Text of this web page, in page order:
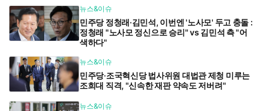
뉴스&이슈
민주당 정청래·김민석, 이번엔 '노사모' 두고 충돌 :
정청래 "노사모 정신으로 승리" vs 김민석 측 "어
색하다"
뉴스&이슈
민주당·조국혁신당 법사위원 대법관 제청 미루는
조희대 직격, "신속한 재판 약속도 저버려"
뉴스&이슈